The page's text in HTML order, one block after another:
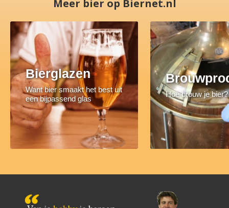
Meer bier op Biernet.nl
Bierglazen
Want bier smaakt het best uit
een bijpassend glas
Hoe brouw je bier?